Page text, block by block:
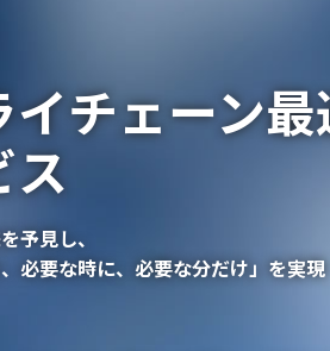
イチェーン
ス
予見し、
、必要な時に、必要な分だけ」を実現